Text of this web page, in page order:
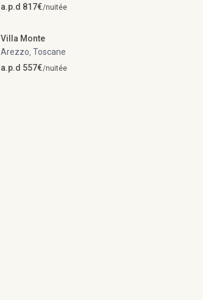
a.p.d 817€/nuitée
Villa Monte
Arezzo Toscane
a.p.d 557€/nuitée